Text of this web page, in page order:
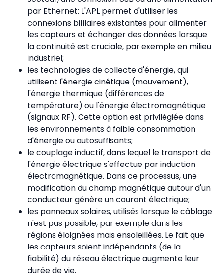
par Ethernet: L'APL permet d'utiliser les
connexions bifilaires existantes pour alimenter
les capteurs et échanger des données lorsque
la continuité est cruciale, par exemple en milieu
industriel;
les technologies de collecte d'énergie, qui
utilisent l'énergie cinétique (mouvement),
l'énergie thermique (différences de
température) ou l'énergie électromagnétique
(signaux RF). Cette option est privilégiée dans
les environnements à faible consommation
d'énergie ou autosuffisants;
le couplage inductif, dans lequel le transport de
l'énergie électrique s'effectue par induction
électromagnétique. Dans ce processus, une
modification du champ magnétique autour d'un
conducteur génère un courant électrique;
les panneaux solaires, utilisés lorsque le câblage
n'est pas possible, par exemple dans les
régions éloignées mais ensoleillées. Le fait que
les capteurs soient indépendants (de la
fiabilité) du réseau électrique augmente leur
durée de vie.